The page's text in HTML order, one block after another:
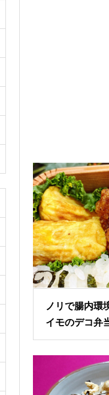
ノリで腸内環
イモのデコ弁